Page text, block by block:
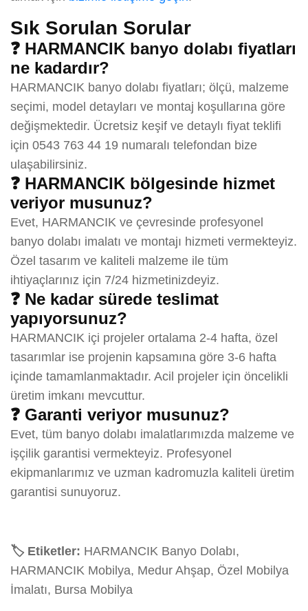
Sık Sorulan Sorular
❓ HARMANCIK banyo dolabı fiyatları
ne kadardır?
HARMANCIK banyo dolabı fiyatları; ölçü, malzeme
seçimi, model detayları ve montaj koşullarına göre
değişmektedir. Ücretsiz keşif ve detaylı fiyat teklifi
için 0543 763 44 19 numaralı telefondan bize
ulaşabilirsiniz.
❓ HARMANCIK bölgesinde hizmet
veriyor musunuz?
Evet, HARMANCIK ve çevresinde profesyonel
banyo dolabı imalatı ve montajı hizmeti vermekteyiz.
Özel tasarım ve kaliteli malzeme ile tüm
ihtiyaçlarınız için 7/24 hizmetinizdeyiz.
❓ Ne kadar sürede teslimat
yapıyorsunuz?
HARMANCIK içi projeler ortalama 2-4 hafta, özel
tasarımlar ise projenin kapsamına göre 3-6 hafta
içinde tamamlanmaktadır. Acil projeler için öncelikli
üretim imkanı mevcuttur.
❓ Garanti veriyor musunuz?
Evet, tüm banyo dolabı imalatlarımızda malzeme ve
işçilik garantisi vermekteyiz. Profesyonel
ekipmanlarımız ve uzman kadromuzla kaliteli üretim
garantisi sunuyoruz.
🏷️ Etiketler: HARMANCIK Banyo Dolabı,
HARMANCIK Mobilya, Medur Ahşap, Özel Mobilya
İmalatı, Bursa Mobilya